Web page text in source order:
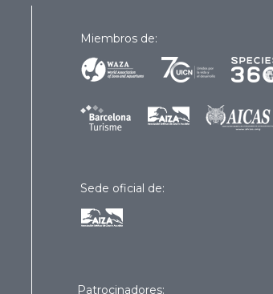
Miembros de:
Sede oficial de:
Patrocinadores: